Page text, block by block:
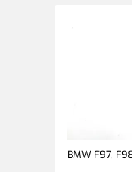
BMW F97,